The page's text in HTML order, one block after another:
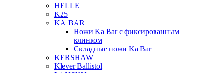
HELLE
K25
KA-BAR
Ножи Ka Bar c фиксированным
клинком
Складные ножи Ka Bar
KERSHAW
Klever Ballistol